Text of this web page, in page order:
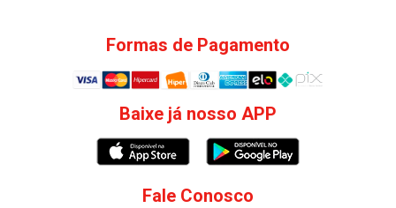
Formas de Pagamento
Baixe já nosso APP
Fale Conosco